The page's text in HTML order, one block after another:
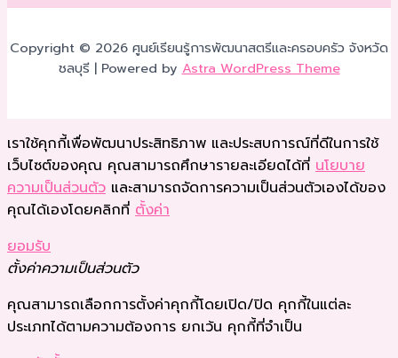
Copyright © 2026 ศูนย์เรียนรู้การพัฒนาสตรีและครอบครัว จังหวัด
ชลบุรี | Powered byAstra WordPress Theme
เราใช้คุกกี้เพื่อพัฒนาประสิทธิภาพ และประสบการณ์ที่ดีในการใช้
เว็บไซต์ของคุณ คุณสามารถศึกษารายละเอียดได้ที่ นโยบาย
ความเป็นส่วนตัว และสามารถจัดการความเป็นส่วนตัวเองได้ของ
คุณได้เองโดยคลิกที่ ตั้งค่า
ยอมรับ
ตั้งค่าความเป็นส่วนตัว
คุณสามารถเลือกการตั้งค่าคุกกี้โดยเปิด/ปิด คุกกี้ในแต่ละ
ประเภทได้ตามความต้องการ ยกเว้น คุกกี้ที่จำเป็น